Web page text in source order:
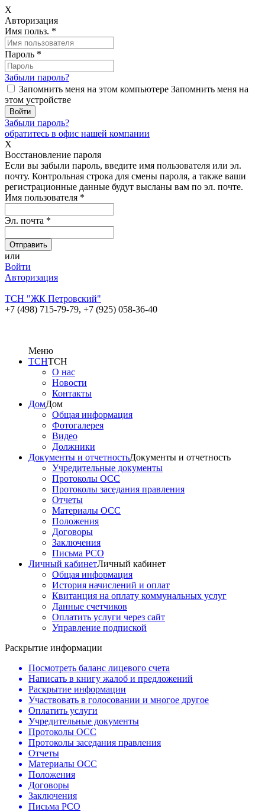
X
Авторизация
Имя польз. *
Пароль *
Забыли пароль?
Запомнить меня на этом компьютере Запомнить меня на
этом устройстве
Забыли пароль?
обратитесь в офис нашей компании
X
Восстановление пароля
Если вы забыли пароль, введите имя пользователя или эл.
почту. Контрольная строка для смены пароля, а также ваши
регистрационные данные будут высланы вам по эл. почте.
Имя пользователя *
Эл. почта *
или
Войти
Авторизация
ТСН "ЖК Петровский"
+7 (498) 715-79-79, +7 (925) 058-36-40
Меню
ТСНТСН
О нас
Новости
Контакты
ДомДом
Общая информация
Фотогалерея
Видео
Должники
Документы и отчетностьДокументы и отчетность
Учредительные документы
Протоколы ОСС
Протоколы заседания правления
Отчеты
Материалы ОСС
Положения
Договоры
Заключения
Письма РСО
Личный кабинетЛичный кабинет
Общая информация
История начислений и оплат
Квитанция на оплату коммунальных услуг
Данные счетчиков
Оплатить услуги через сайт
Управление подпиской
Раскрытие информации
Посмотреть баланс лицевого счета
Написать в книгу жалоб и предложений
Раскрытие информации
Участвовать в голосовании и многое другое
Оплатить услуги
Учредительные документы
Протоколы ОСС
Протоколы заседания правления
Отчеты
Материалы ОСС
Положения
Договоры
Заключения
Письма РСО